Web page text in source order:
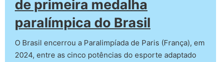
de primeira medalha
paralímpica do Brasil
O Brasil encerrou a Paralimpíada de Paris (França), em
2024, entre as cinco potências do esporte adaptado